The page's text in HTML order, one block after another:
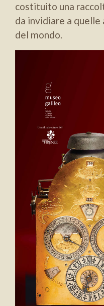
costituito una
da invidiare a
del mondo.